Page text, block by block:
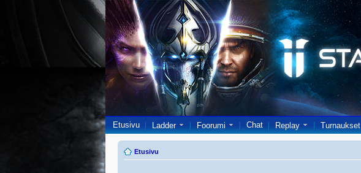
Etusivu Ladder Foorumi Chat Replay Turnaukset
Etusivu